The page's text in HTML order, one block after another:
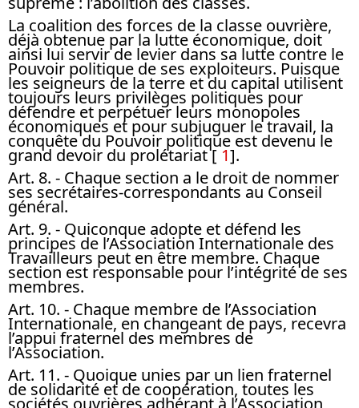
La coalition des forces de la classe ouvrière,
déjà obtenue par la lutte économique, doit
ainsi lui servir de levier dans sa lutte contre le
Pouvoir politique de ses exploiteurs. Puisque
les seigneurs de la terre et du capital utilisent
toujours leurs privilèges politiques pour
défendre et perpétuer leurs monopoles
économiques et pour subjuguer le travail, la
conquête du Pouvoir politique est devenu le
grand devoir du prolétariat[ 1].
Art. 8. - Chaque section a le droit de nommer
ses secrétaires-correspondants au Conseil
général.
Art. 9. - Quiconque adopte et défend les
principes de l’Association Internationale des
Travailleurs peut en être membre. Chaque
section est responsable pour l’intégrité de ses
membres.
Art. 10. - Chaque membre de l’Association
Internationale, en changeant de pays, recevra
l’appui fraternel des membres de
l’Association.
Art. 11. - Quoique unies par un lien fraternel
de solidarité et de coopération, toutes les
sociétés ouvrières adhérant à l’Association